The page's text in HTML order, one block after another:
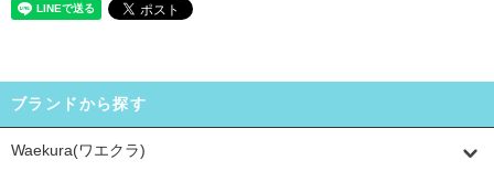
ブランドから探す
Waekura(ワエクラ)